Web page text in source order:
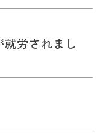
就労されまし